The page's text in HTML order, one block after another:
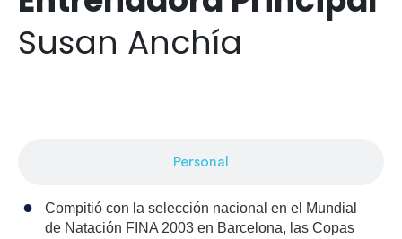
Susan Anchía
Personal
Compitió con la selección nacional en el Mundial
de Natación FINA 2003 en Barcelona, las Copas